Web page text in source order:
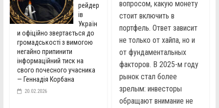
рейдер
ів
Україн
и офіційно звертається до
громадськості з вимогою
негайно припинити
інформаційний тиск на
свого почесного учасника
— Геннадія Корбана
20.02.2026
вопросом, какую монету
стоит включить в
портфель. Ответ зависит
не только от хайпа, но и
от фундаментальных
факторов. В 2025-м году
рынок стал более
зрелым: инвесторы
обращают внимание не